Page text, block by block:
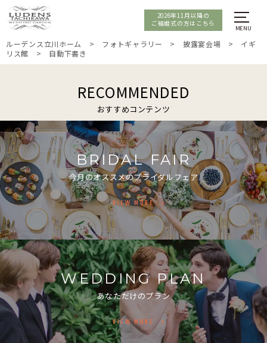
2026年11月以降の
ご結婚式の方はこちら
ルーデンス立川ホーム > フォトギャラリー > 披露宴会場 > イギ
リス館 > 自動下書き
RECOMMENDED
おすすめコンテンツ
BRIDAL FAIR
今月のオススメのブライダルフェア
VIEW MORE
WEDDING PLAN
あなただけのプラン
VIEW MORE